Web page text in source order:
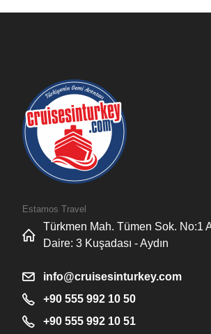
Estamos Travel
Türkmen Mah. Tümen Sok. No:1
Daire: 3 Kuşadası - Aydın
info@cruisesinturkey.com
+90 555 992 10 50
+90 555 992 10 51